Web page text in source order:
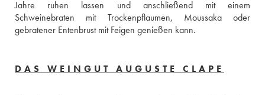
Jahre ruhen lassen und anschließend mit einem
Schweinebraten mit Trockenpflaumen, Moussaka oder
gebratener Entenbrust mit Feigen genießen kann.
DAS WEINGUT AUGUSTE CLAPE